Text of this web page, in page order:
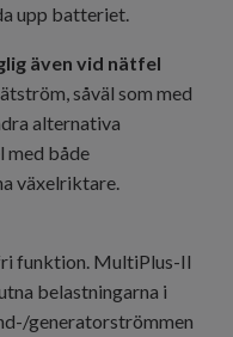
upp batteriet.
även vid nätfel
såväl som med
alternativa
med både
växelriktare.
funktion. MultiPlus-II
belastningarna i
generatorströmmen